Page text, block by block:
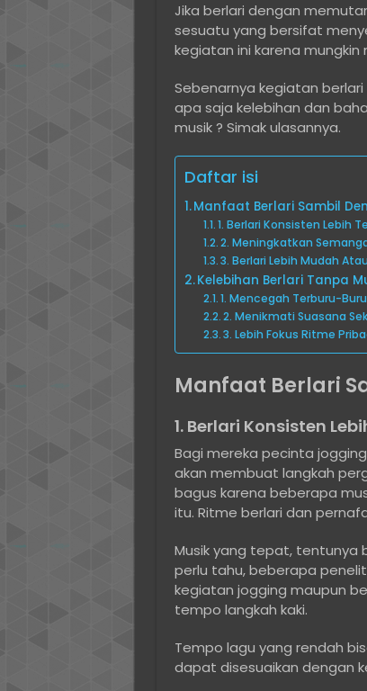
Jika berlari dengan
sesuatu yang bersifat
kegiatan ini karena
Sebenarnya kegiatan
apa saja kelebihan dan
musik ? Simak ulasannya.
Daftar isi
Manfaat Berlari Sambil
1. Berlari Konsisten Lebih
2. Meningkatkan
3. Berlari Lebih Mudah
Kelebihan Berlari Tanpa
1. Mencegah Terburu-Buru
2. Menikmati Suasana
3. Lebih Fokus Ritme
Manfaat Berlari
1. Berlari Konsisten
Bagi mereka pecinta
akan membuat langkah
bagus karena beberapa
itu. Ritme berlari dan
Musik yang tepat, tentunya
perlu tahu, beberapa
kegiatan jogging maupun
tempo langkah kaki.
Tempo lagu yang rendah
dapat disesuaikan dengan